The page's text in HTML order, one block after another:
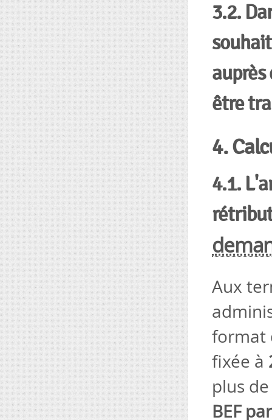
3.2.
être
4.
4.1.
Aux
format
fixée à
plus
BEF